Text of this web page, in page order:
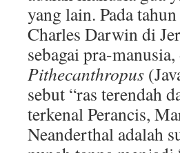
yang lain. Pada
Charles Darwin di
sebagai pra-
Pithecanthropus
sebut “ras terendah
terkenal Perancis,
Neanderthal adalah